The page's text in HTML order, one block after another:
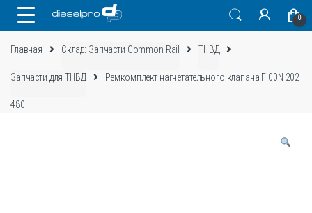
0
Главная Склад: Запчасти Common Rail ТНВД
Запчасти для ТНВД Ремкомплект нагнетательного клапана F 00N 202
480